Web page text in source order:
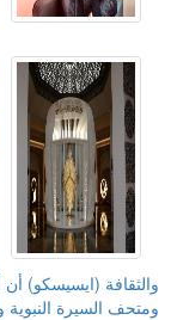
ومتحف السيرة النبوية